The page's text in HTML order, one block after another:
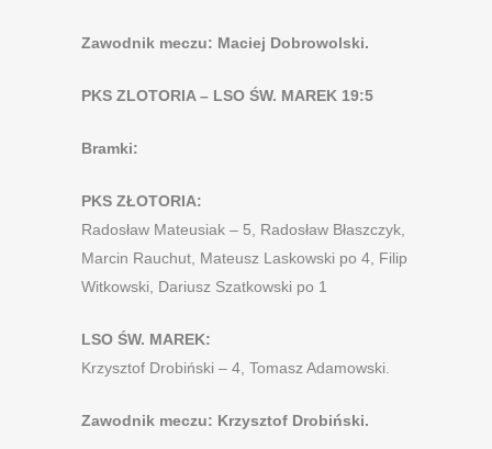
Zawodnik meczu: Maciej Dobrowolski.
PKS ZLOTORIA – LSO ŚW. MAREK 19:5
Bramki:
PKS ZŁOTORIA:
Radosław Mateusiak – 5, Radosław Błaszczyk,
Marcin Rauchut, Mateusz Laskowski po 4, Filip
Witkowski, Dariusz Szatkowski po 1
LSO ŚW. MAREK:
Krzysztof Drobiński – 4, Tomasz Adamowski.
Zawodnik meczu: Krzysztof Drobiński.